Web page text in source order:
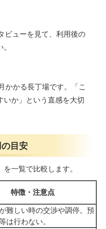
ビューを見て、利用後の
かかる長丁場です。「こ
いか」という直感を大切
目安
を一覧で比較します。
特徴・注意点
難しい時の交渉や調停。預
は行わない。